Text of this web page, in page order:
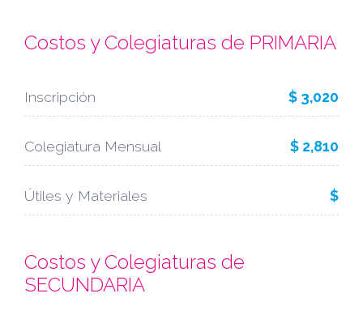
Costos y Colegiaturas de PRIMARIA
Inscripción $ 3,020
Colegiatura Mensual $ 2,810
Útiles y Materiales $
Costos y Colegiaturas de
SECUNDARIA